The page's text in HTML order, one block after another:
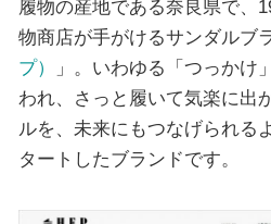
履物の産地である奈良県で、
物商店が手がけるサンダルブ
プ）
」。いわゆる「つっかけ
われ、さっと履いて気楽に出
ルを、未来にもつなげられる
タートしたブランドです。